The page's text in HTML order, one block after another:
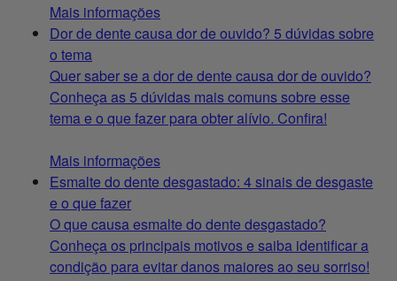
Mais informações
Dor de dente causa dor de ouvido? 5 dúvidas sobre
o tema
Quer saber se a dor de dente causa dor de ouvido?
Conheça as 5 dúvidas mais comuns sobre esse
tema e o que fazer para obter alívio. Confira!
Mais informações
Esmalte do dente desgastado: 4 sinais de desgaste
e o que fazer
O que causa esmalte do dente desgastado?
Conheça os principais motivos e saiba identificar a
condição para evitar danos maiores ao seu sorriso!